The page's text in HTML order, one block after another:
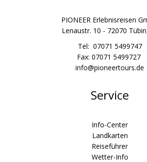
PIONEER Erlebnisreisen
Lenaustr. 10 - 72070
Tel: 07071 5499747
Fax: 07071 5499727
info@pioneertours.de
Service
Info-Center
Landkarten
Reiseführer
Wetter-Info